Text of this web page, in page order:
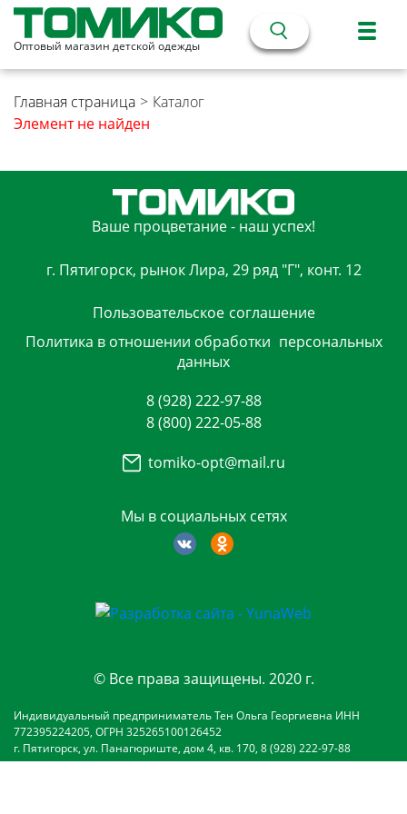
Оптовый магазин детской одежды
Главная страница > Каталог
Элемент не найден
Ваше процветание - наш успех!
г. Пятигорск, рынок Лира, 29 ряд "Г", конт. 12
Пользовательское соглашение
Политика в отношении обработки персональных
данных
Мы в социальных сетях
8 (928) 222-97-88
8 (800) 222-05-88
tomiko-opt@mail.ru
© Все права защищены. 2020 г.
Индивидуальный предприниматель Тен Ольга Георгиевна ИНН
772395224205, ОГРН 325265100126452
г. Пятигорск, ул. Панагюриште, дом 4, кв. 170, 8 (928) 222-97-88